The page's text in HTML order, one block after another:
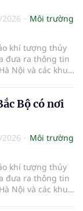
Môi trường
khí tượng thủy
đưa ra thông tin
Nội và các khu
Bộ có nơi
Môi trường
khí tượng thủy
đưa ra thông tin
Nội và các khu